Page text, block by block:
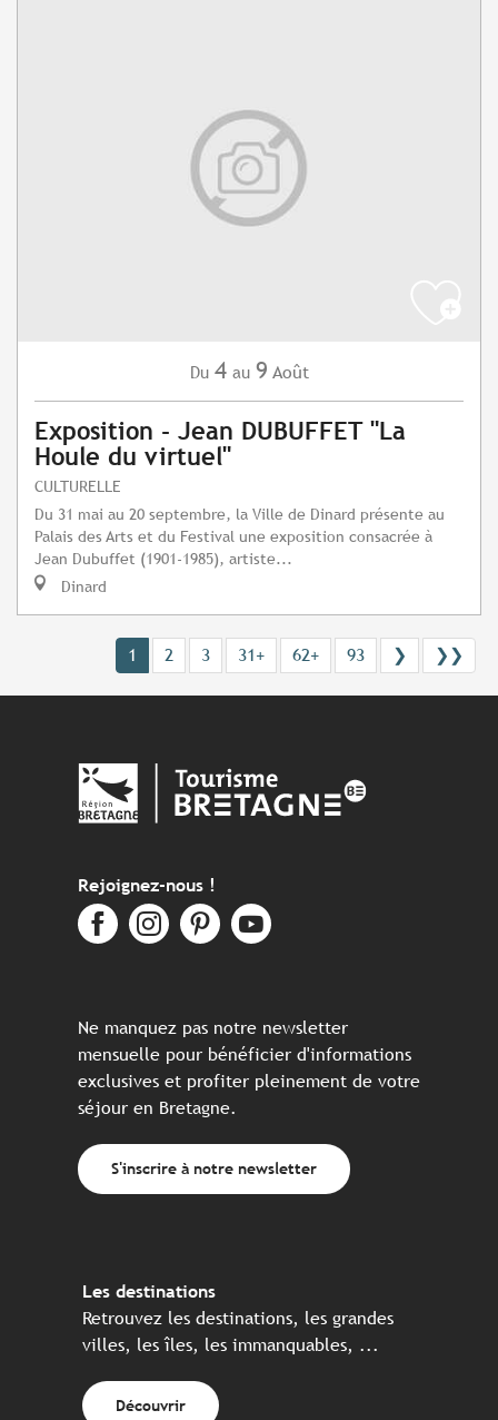
Du 4 au 9 Août
Exposition - Jean DUBUFFET "La
Houle du virtuel"
CULTURELLE
Du 31 mai au 20 septembre, la Ville de Dinard présente au
Palais des Arts et du Festival une exposition consacrée à
Jean Dubuffet (1901-1985), artiste...
Dinard
1 2 3 31+ 62+ 93 ❯ ❯❯
Rejoignez-nous !
Ne manquez pas notre newsletter
mensuelle pour bénéficier d'informations
exclusives et profiter pleinement de votre
séjour en Bretagne.
S'inscrire à notre newsletter
Les destinations
Retrouvez les destinations, les grandes
villes, les îles, les immanquables, ...
Découvrir